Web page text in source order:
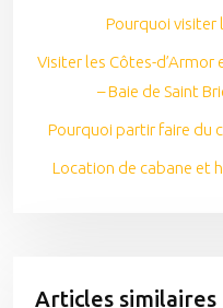
Pourquoi visiter
Visiter les Côtes-d’Armor
– Baie de Saint
Pourquoi partir faire du
Location de cabane et
Articles similaires